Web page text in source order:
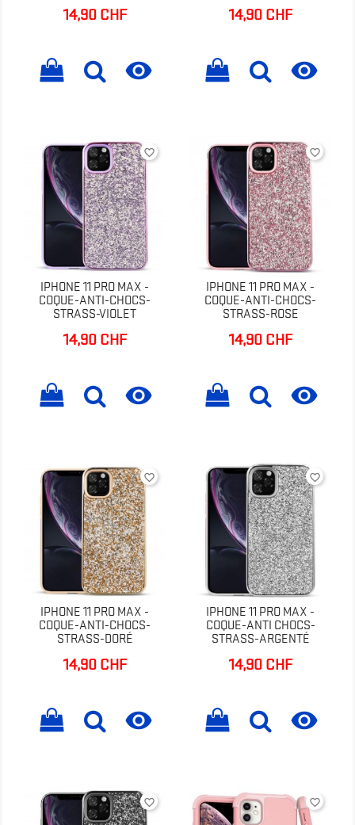
Prix
14,90 CHF

Prix
14,90 CHF

IPHONE 11 PRO MAX -
COQUE-ANTI-CHOCS-
STRASS-VIOLET
Prix
14,90 CHF

favorite_border
IPHONE 11 PRO MAX -
COQUE-ANTI-CHOCS-
STRASS-ROSE
Prix
14,90 CHF

favorite_border
IPHONE 11 PRO MAX -
COQUE-ANTI-CHOCS-
STRASS-DORÉ
Prix
14,90 CHF

favorite_border
IPHONE 11 PRO MAX -
COQUE-ANTI CHOCS-
STRASS-ARGENTÉ
Prix
14,90 CHF

favorite_border
favorite_border favorite_border